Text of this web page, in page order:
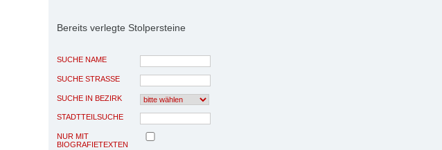
Bereits verlegte Stolpersteine
SUCHE NAME
SUCHE STRASSE
SUCHE IN BEZIRK
STADTTEILSUCHE
NUR MIT
BIOGRAFIETEXTEN